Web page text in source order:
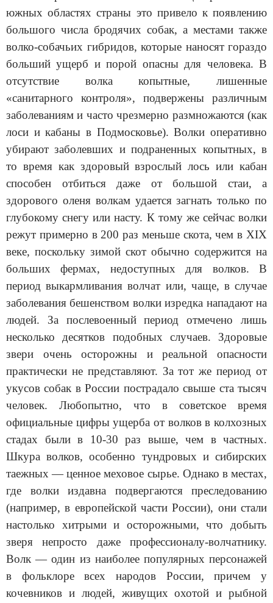
южных областях страны это привело к появлению
большого числа бродячих собак, а местами также
волко-собачьих гибридов, которые наносят гораздо
больший ущерб и порой опасны для человека. В
отсутствие волка копытные, лишенные
«санитарного контроля», подвержены различным
заболеваниям и часто чрезмерно размножаются (как
лоси и кабаны в Подмосковье). Волки оперативно
убирают заболевших и подраненных копытных, в
то время как здоровый взрослый лось или кабан
способен отбиться даже от большой стаи, а
здорового оленя волкам удается загнать только по
глубокому снегу или насту. К тому же сейчас волки
режут примерно в 200 раз меньше скота, чем в XIX
веке, поскольку зимой скот обычно содержится на
больших фермах, недоступных для волков. В
период выкармливания волчат или, чаще, в случае
заболевания бешенством волки изредка нападают на
людей. За послевоенный период отмечено лишь
несколько десятков подобных случаев. Здоровые
звери очень осторожны и реальной опасности
практически не представляют. За тот же период от
укусов собак в России пострадало свыше ста тысяч
человек. Любопытно, что в советское время
официальные цифры ущерба от волков в колхозных
стадах были в 10-30 раз выше, чем в частных.
Шкура волков, особенно тундровых и сибирских
таежных — ценное меховое сырье. Однако в местах,
где волки издавна подвергаются преследованию
(например, в европейской части России), они стали
настолько хитрыми и осторожными, что добыть
зверя непросто даже профессионалу-волчатнику.
Волк — один из наиболее популярных персонажей
в фольклоре всех народов России, причем у
кочевников и людей, живущих охотой и рыбной